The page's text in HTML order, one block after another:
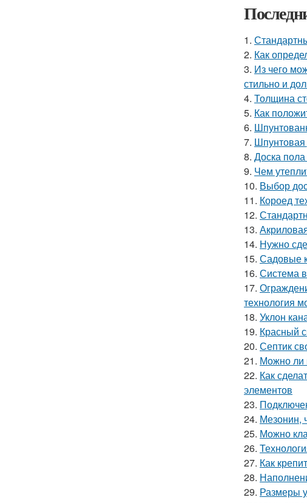
1.
2. Как
3. Из чего
стильно и
4. Толщина
5. Как
6.
7.
8. Доска
9. Чем
10. Выбор
11. Короед
12.
13.
14. Нужно
15. Садовые
16. Система в
17.
технология
18. Уклон
19. Красный
20. Септик
21. Можно ли
22. Как
элементов
23.
24. Мезонин,
25. Можно
26.
27. Как
28.
29. Размеры